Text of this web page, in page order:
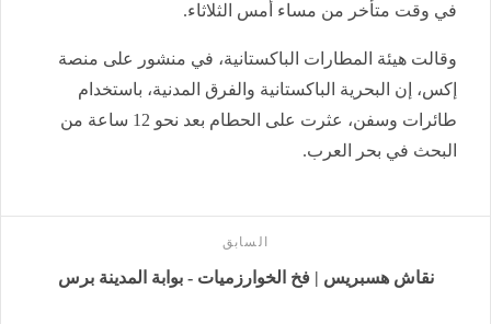
في وقت متأخر من مساء أمس الثلاثاء.
وقالت هيئة المطارات الباكستانية، في منشور على منصة
إكس، إن البحرية الباكستانية والفرق المدنية، باستخدام
طائرات وسفن، عثرت على الحطام بعد نحو 12 ساعة من
البحث في بحر العرب.
السابق
نقاش هسبريس | فخ الخوارزميات - بوابة المدينة برس